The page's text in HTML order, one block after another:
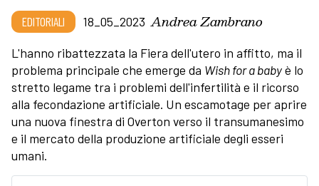
EDITORIALI 18_05_2023 Andrea Zambrano
L'hanno ribattezzata la Fiera dell'utero in affitto, ma il
problema principale che emerge da Wish for a babyè lo
stretto legame tra i problemi dell'infertilità e il ricorso
alla fecondazione artificiale. Un escamotage per aprire
una nuova finestra di Overton verso il transumanesimo
e il mercato della produzione artificiale degli esseri
umani.